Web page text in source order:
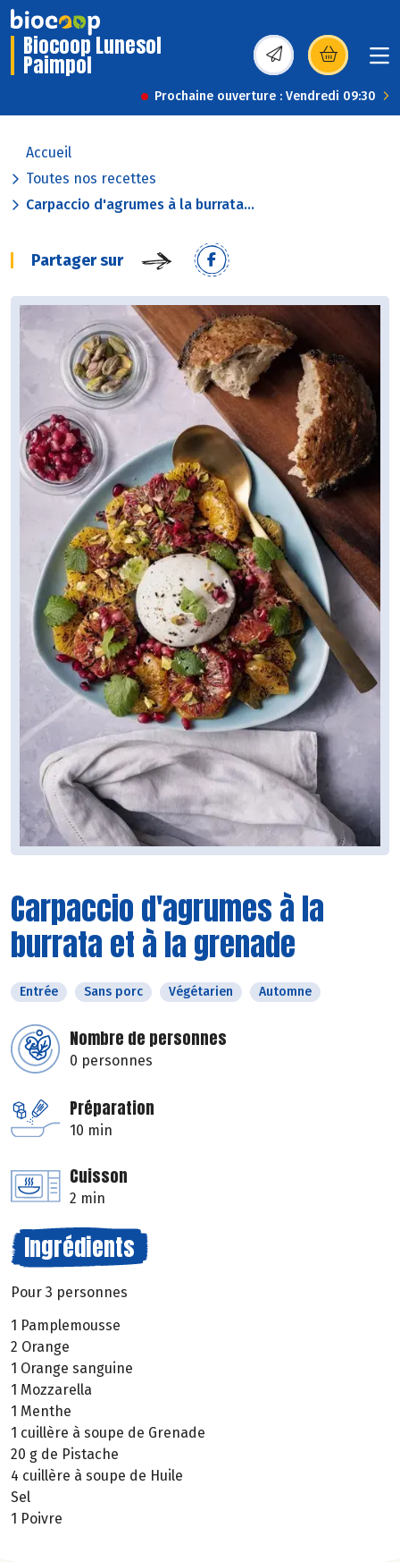
Biocoop Lunesol
Paimpol (s’ouvre dans une
Prochaine ouverture : Vendredi 09:30
Accueil
Toutes nos recettes
Carpaccio d'agrumes à la burrata...
Partager sur
Carpaccio d'agrumes à la
burrata et à la grenade
Entrée Sans porc Végétarien Automne
Nombre de personnes
0 personnes
Préparation
10 min
Cuisson
2 min
Ingrédients
Pour 3 personnes
1 Pamplemousse
2 Orange
1 Orange sanguine
1 Mozzarella
1 Menthe
1 cuillère à soupe de Grenade
20 g de Pistache
4 cuillère à soupe de Huile
Sel
1 Poivre